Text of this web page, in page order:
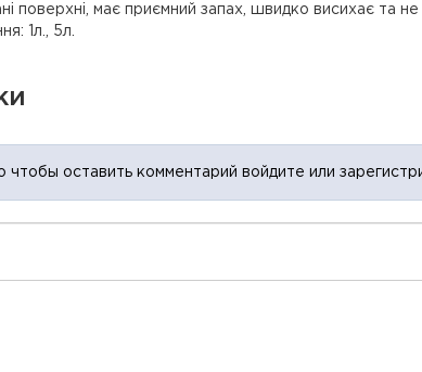
поверхні, має приємний запах, швидко висихає та
1л., 5л.
чтобы оставить комментарий войдите или